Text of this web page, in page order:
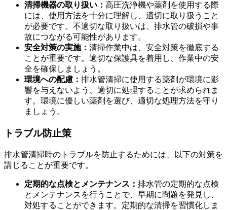
排水管清掃のメリット：衛生環境とコスト削減
清掃機器の取り扱い： 高圧洗浄機や薬剤を使用する際
には、使用方法を十分に理解し、適切に取り扱うこと
が必要です。不適切な取り扱いは、排水管の破損や事
故につながる可能性があります。
安全対策の実施： 清掃作業中は、安全対策を徹底する
ことが重要です。適切な保護具を着用し、作業中の安
全を確保しましょう。
環境への配慮： 排水管清掃に使用する薬剤が環境に影
響を与えないよう、適切に処理することが求められま
す。環境に優しい薬剤を選び、適切な処理方法を守り
ましょう。
トラブル防止策
排水管清掃時のトラブルを防止するためには、以下の対策を
講じることが重要です。
定期的な点検とメンテナンス： 排水管の定期的な点検
とメンテナンスを行うことで、早期に問題を発見し、
対処することができます。定期的な清掃を習慣化しま